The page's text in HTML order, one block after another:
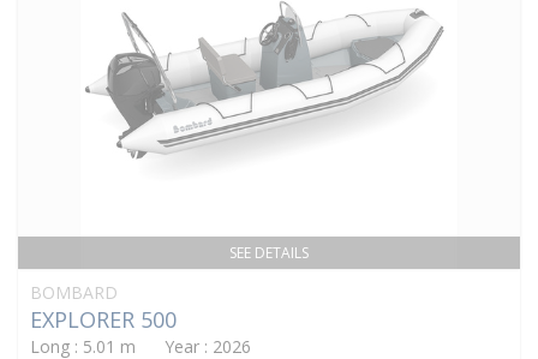
SEE DETAILS
BOMBARD
EXPLORER 500
Long : 5.01 m Year : 2026